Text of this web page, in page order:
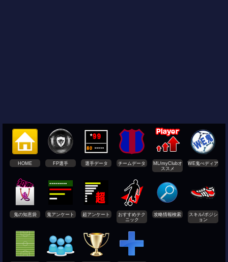
HOME FP選手 選手データ チームデータ
ML/myClubオ
ススメ
WE鬼ぺディア
鬼の知恵袋 鬼アンケート 超アンケート
おすすめテク
ニック
攻略情報検索
スキル/ポジシ
ョン